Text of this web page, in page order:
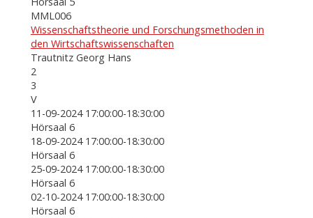
MML006
Wissenschaftstheorie und Forschungsmethoden in
den Wirtschaftswissenschaften
Trautnitz Georg Hans
2
3
V
11-09-2024 17:00:00-18:30:00
Hörsaal 6
18-09-2024 17:00:00-18:30:00
Hörsaal 6
25-09-2024 17:00:00-18:30:00
Hörsaal 6
02-10-2024 17:00:00-18:30:00
Hörsaal 6